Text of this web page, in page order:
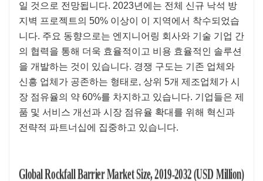
일 것으로 전망됩니다. 2023년에는 전체 신규 낙석 방
지벽 프로젝트의 50% 이상이 이 지역에서 착수되었습
니다. 주요 동향으로는 엔지니어링 회사와 기술 기업 간
의 협력을 통해 더욱 효율적이고 비용 효율적인 솔루션
을 개발하는 것이 있습니다. 경쟁 구도는 기존 업체와
신흥 업체가 공존하는 형태로, 상위 5개 제조업체가 시
장 점유율의 약 60%를 차지하고 있습니다. 기업들은 제
품 및 서비스 개선과 시장 점유율 확대를 위해 혁신과
전략적 파트너십에 집중하고 있습니다.